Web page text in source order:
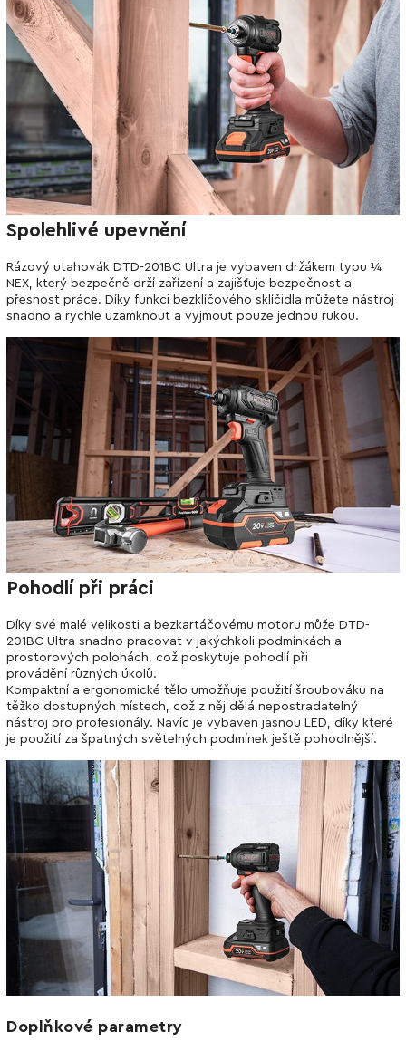
Spolehlivé upevnění
Rázový utahovák DTD-201BC Ultra je vybaven držákem typu ¼
NEX, který bezpečně drží zařízení a zajišťuje bezpečnost a
přesnost práce. Díky funkci bezklíčového sklíčidla můžete nástroj
snadno a rychle uzamknout a vyjmout pouze jednou rukou.
Pohodlí při práci
Díky své malé velikosti a bezkartáčovému motoru může DTD-
201BC Ultra snadno pracovat v jakýchkoli podmínkách a
prostorových polohách, což poskytuje pohodlí při
provádění různých úkolů.
Kompaktní a ergonomické tělo umožňuje použití šroubováku na
těžko dostupných místech, což z něj dělá nepostradatelný
nástroj pro profesionály. Navíc je vybaven jasnou LED, díky které
je použití za špatných světelných podmínek ještě pohodlnější.
Doplňkové parametry